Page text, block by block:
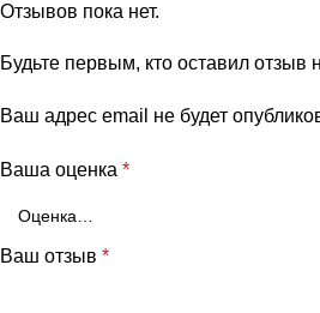
Отзывов пока нет.
Будьте первым, кто оставил
Ваш адрес email не будет
Ваша оценка *
Ваш отзыв *